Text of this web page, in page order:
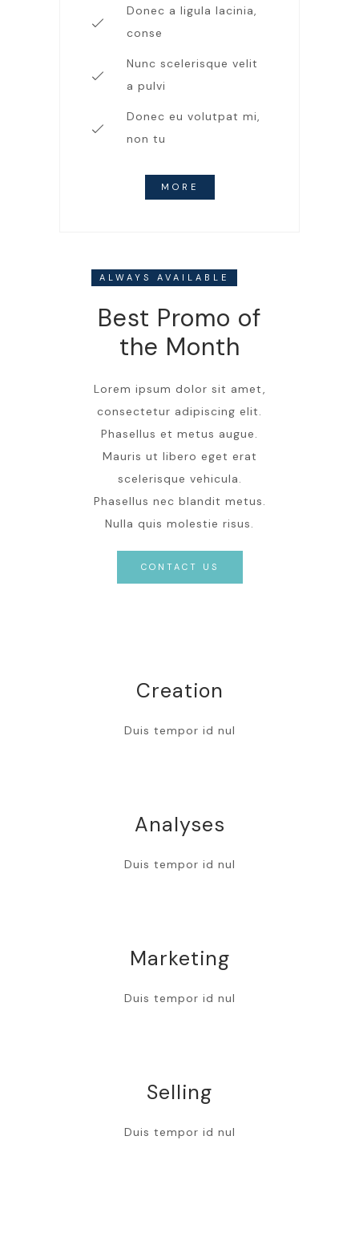
Donec a ligula lacinia,
conse
Nunc scelerisque velit
a pulvi
Donec eu volutpat mi,
non tu
MORE
ALWAYS AVAILABLE
Best Promo of
the Month
Lorem ipsum dolor sit amet,
consectetur adipiscing elit.
Phasellus et metus augue.
Mauris ut libero eget erat
scelerisque vehicula.
Phasellus nec blandit metus.
Nulla quis molestie risus.
CONTACT US
Creation
Duis tempor id nul
Analyses
Duis tempor id nul
Marketing
Duis tempor id nul
Selling
Duis tempor id nul